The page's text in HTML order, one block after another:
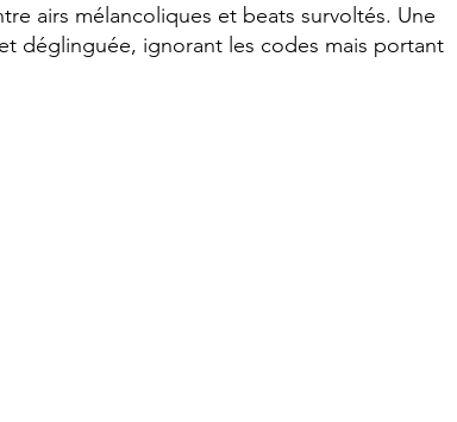
airs mélancoliques et beats survoltés. Une
déglinguée, ignorant les codes mais portant